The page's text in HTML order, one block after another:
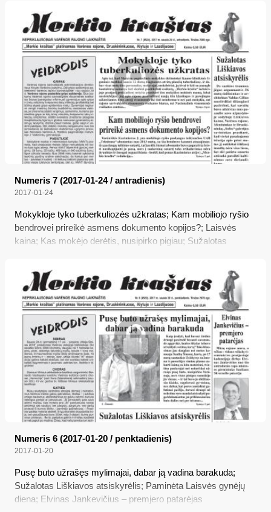
Numeris 7 (2017-01-24 / antradienis)
2017-01-24
Mokykloje tyko tuberkuliozės užkratas; Kam mobiliojo ryšio
bendrovei prireikė asmens dokumento kopijos?; Laisvės
kaina; Kas mokėjo derėtis, nusipirko pigiau; Sužalotas
Numeris 6 (2017-01-20 / penktadienis)
2017-01-20
Pusę buto užrašęs mylimajai, dabar ją vadina barakuda;
Sužalotas Liškiavos atsiskyrėlis; Paminėta Laisvės gynėjų
diena; Elvinas Jankevičius – premjero patarėjas